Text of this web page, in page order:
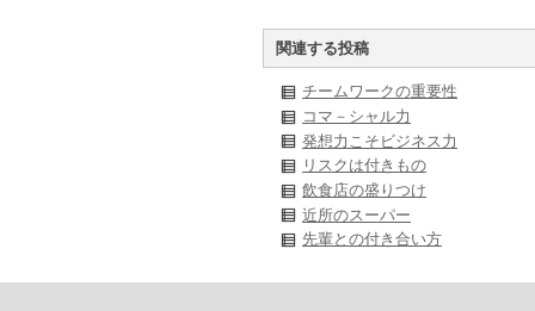
関連する投稿
チームワークの重要性
コマ－シャル力
発想力こそビジネス力
リスクは付きもの
飲食店の盛りつけ
近所のスーパー
先輩との付き合い方